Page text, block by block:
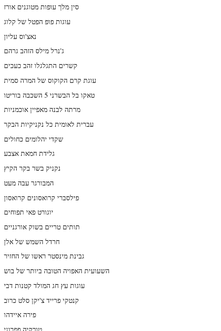
סין מלך עופות מטוגנים אורז
עוגות פופ הפטל של קלוג
נאצ'וס עליון
ג'נרל מילס הזהב גרהם
קשרים התגלגלו זהב כעכים
עוגת קרם הקוקוס של המרה סמית
טאקו בל הבשרני 5 השכבה בוריטו
מרתה לבנה מאפיין אוכמניות
עברית לאומית כל נקניקיות הבקר
שקדי יהלומים כחולים
גלידת חמאת אצבע
נקניק בשר בקר הקיץ
המבורגר עבה מעט
פילסברי קרואסונים קרואסון
יוגורט פאי תפוחים
תותים טריים בשוק אורגניים
חרדל השמש של אלן
גבינת מינסטר ראשו של החזיר
השעועית האפויה הטובה ביותר של בוש
עוגות עץ חג המולד קטנות דבי
קנטקי פרייד צ'יקן סלט כרוב
פירה איידהו